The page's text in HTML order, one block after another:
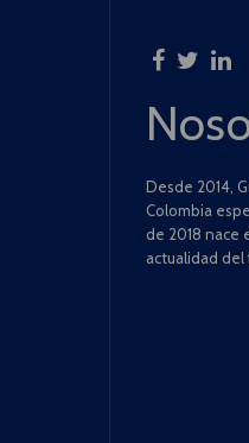
Desde 2014,
Colombia
de 2018 nace
actualidad del